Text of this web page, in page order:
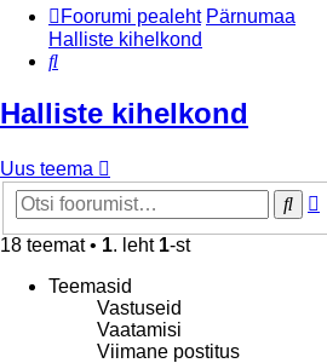
Foorumi pealeht Pärnumaa
Halliste kihelkond
Otsi
Halliste kihelkond
Uus teema
Otsi
18 teemat • 1. leht 1-st
Teemasid
Vastuseid
Vaatamisi
Viimane postitus